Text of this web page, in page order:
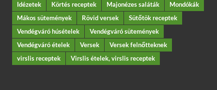
Idézetek
Körtés receptek Majonézes saláták
Mondókák
Mákos sütemények
Rövid versek
Sütőtök receptek
Vendégváró húsételek
Vendégváró sütemények
Vendégváró ételek
Versek
Versek felnőtteknek
virslis receptek
Virslis ételek, virslis receptek